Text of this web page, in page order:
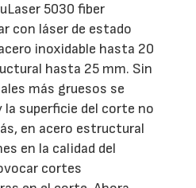
5030 fiber
con láser de estado
inoxidable hasta 20
hasta 25 mm. Sin
más gruesos se
la superficie del corte no
en acero estructural
en la calidad del
cortes